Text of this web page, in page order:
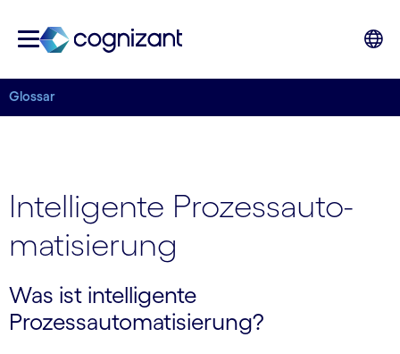
Glossar
Intelligente Prozess­auto­
mati­sierung
Was ist intelligente
Prozessautomatisierung?